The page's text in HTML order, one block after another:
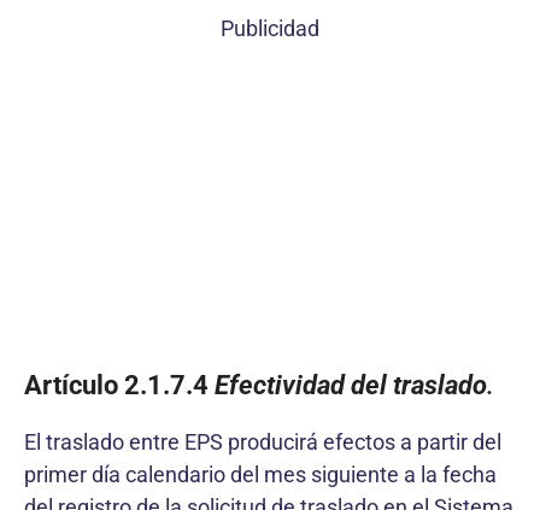
Publicidad
Artículo 2.1.7.4 Efectividad del traslado.
El traslado entre EPS producirá efectos a partir del
primer día calendario del mes siguiente a la fecha